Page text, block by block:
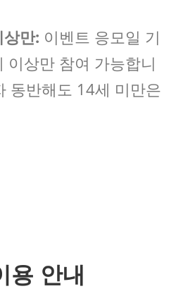
만: 이벤트 응모일 기
이상만 참여 가능합니
동반해도 14세 미만은
용 안내